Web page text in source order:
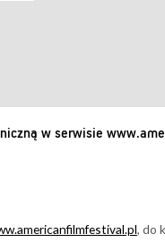
w serwisie
, do